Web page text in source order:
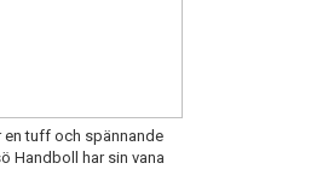
en tuff och spännande
Handboll har sin vana